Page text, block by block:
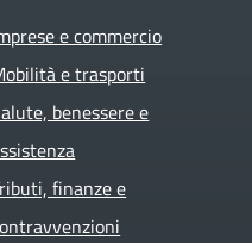
e commercio
e trasporti
benessere e
finanze e